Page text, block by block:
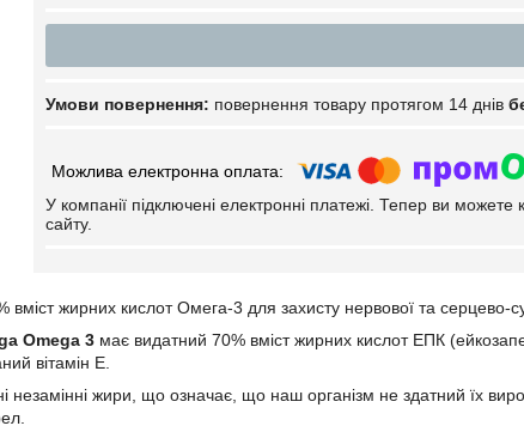
повернення товару протягом 14 днів
У компанії підключені електронні платежі. Тепер ви
сайту.
вміст жирних кислот Омега-3 для захисту нервової та серцево-
Omega 3 має видатний 70% вміст жирних кислот ЕПК
вітамін Е.
незамінні жири, що означає, що наш організм не здатний їх